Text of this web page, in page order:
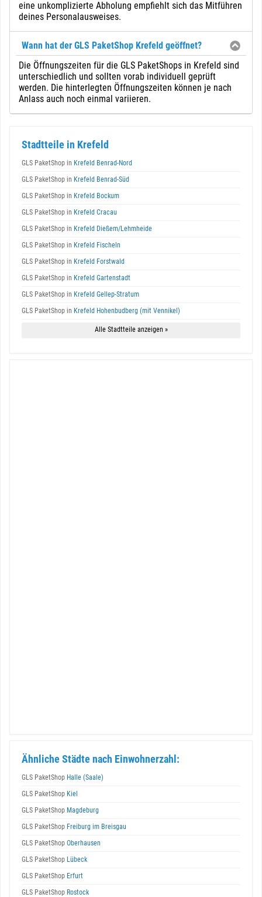
eine unkomplizierte Abholung empfiehlt sich das Mitführen
deines Personalausweises.
Wann hat der GLS PaketShop Krefeld geöffnet?
Die Öffnungszeiten für die GLS PaketShops in Krefeld sind
unterschiedlich und sollten vorab individuell geprüft
werden. Die hinterlegten Öffnungszeiten können je nach
Anlass auch noch einmal variieren.
Stadtteile in Krefeld
GLS PaketShop in Krefeld Benrad-Nord
GLS PaketShop in Krefeld Benrad-Süd
GLS PaketShop in Krefeld Bockum
GLS PaketShop in Krefeld Cracau
GLS PaketShop in Krefeld Dießem/Lehmheide
GLS PaketShop in Krefeld Fischeln
GLS PaketShop in Krefeld Forstwald
GLS PaketShop in Krefeld Gartenstadt
GLS PaketShop in Krefeld Gellep-Stratum
GLS PaketShop in Krefeld Hohenbudberg (mit Vennikel)
Alle Stadtteile anzeigen »
Ähnliche Städte nach Einwohnerzahl:
GLS PaketShop Halle (Saale)
GLS PaketShop Kiel
GLS PaketShop Magdeburg
GLS PaketShop Freiburg im Breisgau
GLS PaketShop Oberhausen
GLS PaketShop Lübeck
GLS PaketShop Erfurt
GLS PaketShop Rostock